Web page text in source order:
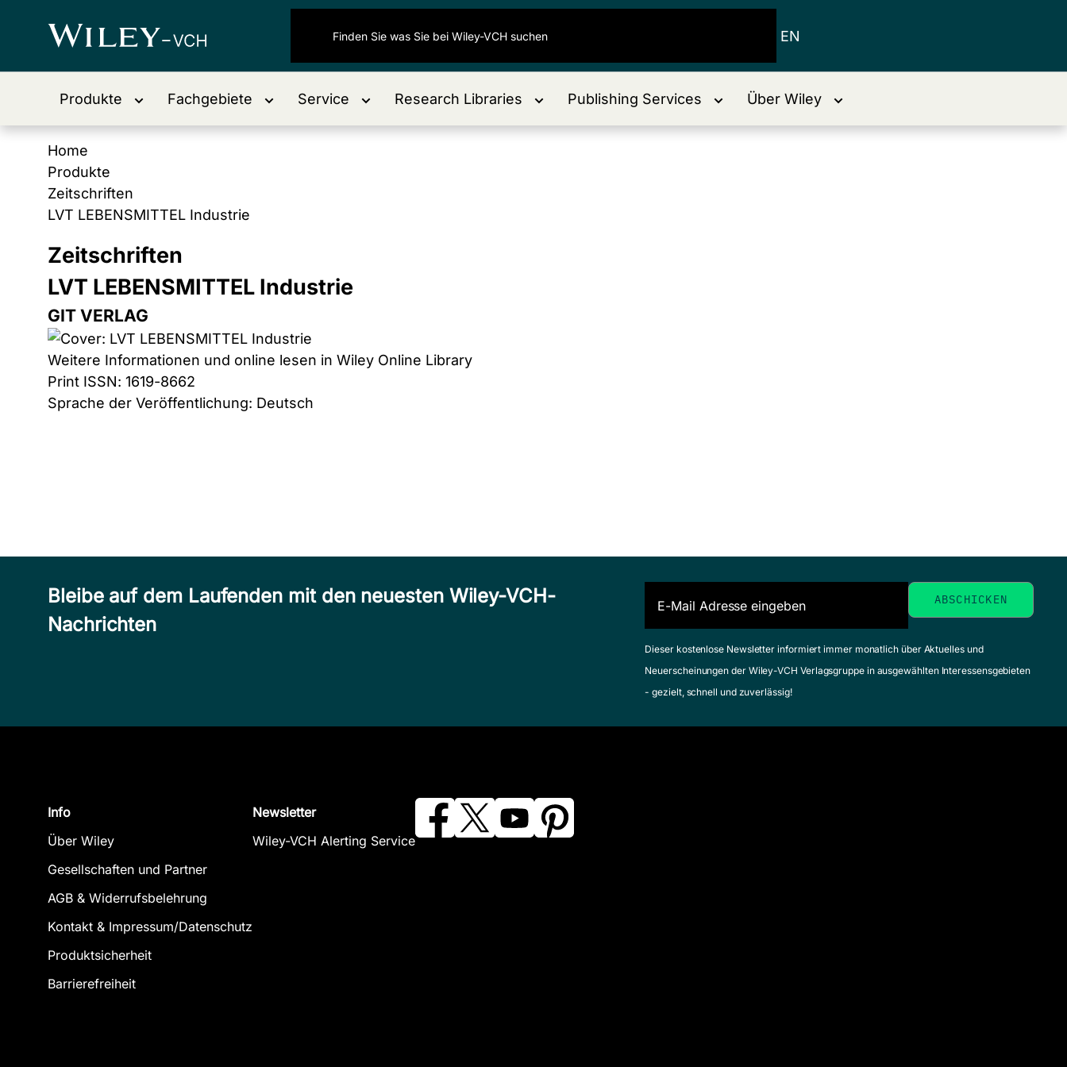
EN
Produkte Fachgebiete Service Research Libraries Publishing Services Über Wiley
Home
Produkte
Zeitschriften
LVT LEBENSMITTEL Industrie
Zeitschriften
LVT LEBENSMITTEL Industrie
GIT VERLAG
Weitere Informationen und online lesen in Wiley Online Library
Print ISSN: 1619-8662
Sprache der Veröffentlichung: Deutsch
Bleibe auf dem Laufenden mit den neuesten Wiley-VCH-
Nachrichten
Dieser kostenlose Newsletter informiert immer monatlich über Aktuelles und
Neuerscheinungen der Wiley-VCH Verlagsgruppe in ausgewählten Interessensgebieten
- gezielt, schnell und zuverlässig!
Info
Über Wiley
Gesellschaften und Partner
AGB & Widerrufsbelehrung
Kontakt & Impressum/Datenschutz
Produktsicherheit
Barrierefreiheit
Newsletter
Wiley-VCH Alerting Service